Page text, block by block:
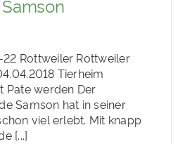
Rottweiler Rottweiler
Tierheim
Pate werden Der
Samson hat in seiner
viel erlebt. Mit knapp
[...]